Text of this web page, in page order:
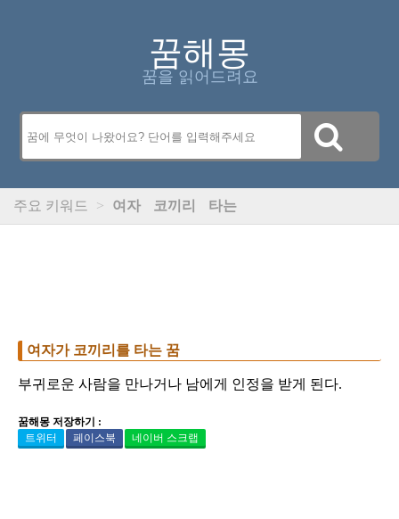
꿈해몽
꿈을 읽어드려요
주요 키워드 > 여자 코끼리 타는
여자가 코끼리를 타는 꿈
부귀로운 사람을 만나거나 남에게 인정을 받게 된다.
꿈해몽 저장하기 :
트위터
페이스북 네이버 스크랩